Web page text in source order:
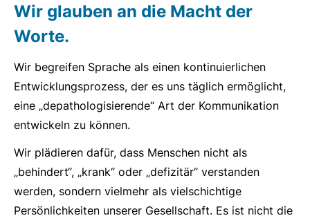
Wir glauben an die Macht der
Worte.
Wir begreifen Sprache als einen kontinuierlichen
Entwicklungsprozess, der es uns täglich ermöglicht,
eine „depathologisierende“ Art der Kommunikation
entwickeln zu können.
Wir plädieren dafür, dass Menschen nicht als
„behindert“, „krank“ oder „defizitär“ verstanden
werden, sondern vielmehr als vielschichtige
Persönlichkeiten unserer Gesellschaft. Es ist nicht die